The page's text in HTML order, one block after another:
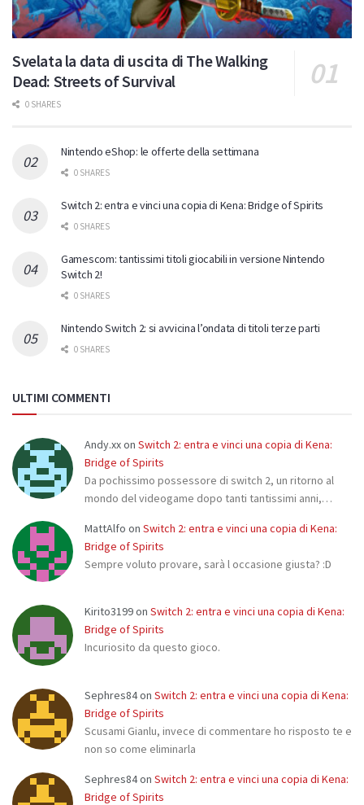
Svelata la data di uscita di The Walking
Dead: Streets of Survival
0 SHARES
Nintendo eShop: le offerte della settimana
0 SHARES
Switch 2: entra e vinci una copia di Kena: Bridge of Spirits
0 SHARES
Gamescom: tantissimi titoli giocabili in versione Nintendo
Switch 2!
0 SHARES
Nintendo Switch 2: si avvicina l’ondata di titoli terze parti
0 SHARES
ULTIMI COMMENTI
Andy.xxon Switch 2: entra e vinci una copia di Kena:
Bridge of Spirits
Da pochissimo possessore di switch 2, un ritorno al
mondo del videogame dopo tanti tantissimi anni,…
MattAlfo on Switch 2: entra e vinci una copia di Kena:
Bridge of Spirits
Sempre voluto provare, sarà l occasione giusta? :D
Kirito3199on Switch 2: entra e vinci una copia di Kena:
Bridge of Spirits
Incuriosito da questo gioco.
Sephres84on Switch 2: entra e vinci una copia di Kena:
Bridge of Spirits
Scusami Gianlu, invece di commentare ho risposto te e
non so come eliminarla
Sephres84on Switch 2: entra e vinci una copia di Kena:
Bridge of Spirits